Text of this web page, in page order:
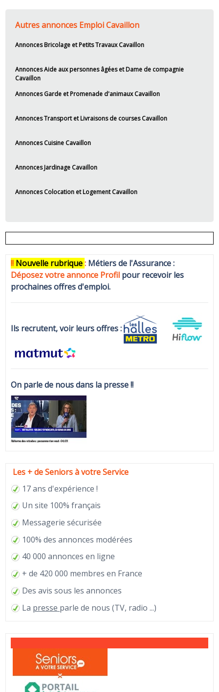
Autres annonces Emploi Cavaillon
Annonces Bricolage et Petits Travaux Cavaillon
Annonces Aide aux personnes âgées et Dame de compagnie
Cavaillon
Annonces Garde et Promenade d'animaux Cavaillon
Annonces Transport et Livraisons de courses Cavaillon
Annonces Cuisine Cavaillon
Annonces Jardinage Cavaillon
Annonces Colocation et Logement Cavaillon
!! Nouvelle rubrique: Métiers de l'Assurance :
Déposez votre annonce Profil pour recevoir les
prochaines offres d'emploi.
Ils recrutent, voir leurs offres :
On parle de nous dans la presse !!
Les + de Seniors à votre Service
17 ans d'expérience !
Un site 100% français
Messagerie sécurisée
100% des annonces modérées
40 000 annonces en ligne
+ de 420 000 membres en France
Des avis sous les annonces
La presse parle de nous (TV, radio ...)